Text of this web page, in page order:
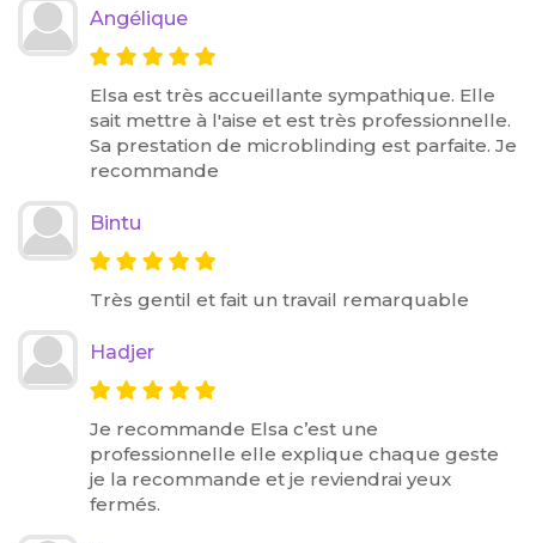
Angélique
Elsa est très accueillante sympathique. Elle
sait mettre à l'aise et est très professionnelle.
Sa prestation de microblinding est parfaite. Je
recommande
Bintu
Très gentil et fait un travail remarquable
Hadjer
Je recommande Elsa c’est une
professionnelle elle explique chaque geste
je la recommande et je reviendrai yeux
fermés.